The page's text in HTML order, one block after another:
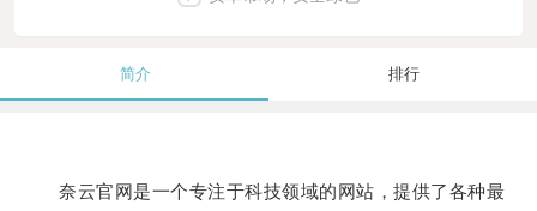
简介 排行
奈云官网是一个专注于科技领域的网站，提供了各种最